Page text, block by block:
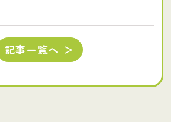
記事一覧へ ＞